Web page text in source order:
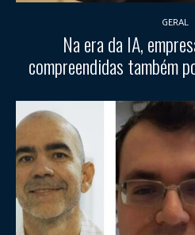
GERAL
Na era da IA,
compreendidas também